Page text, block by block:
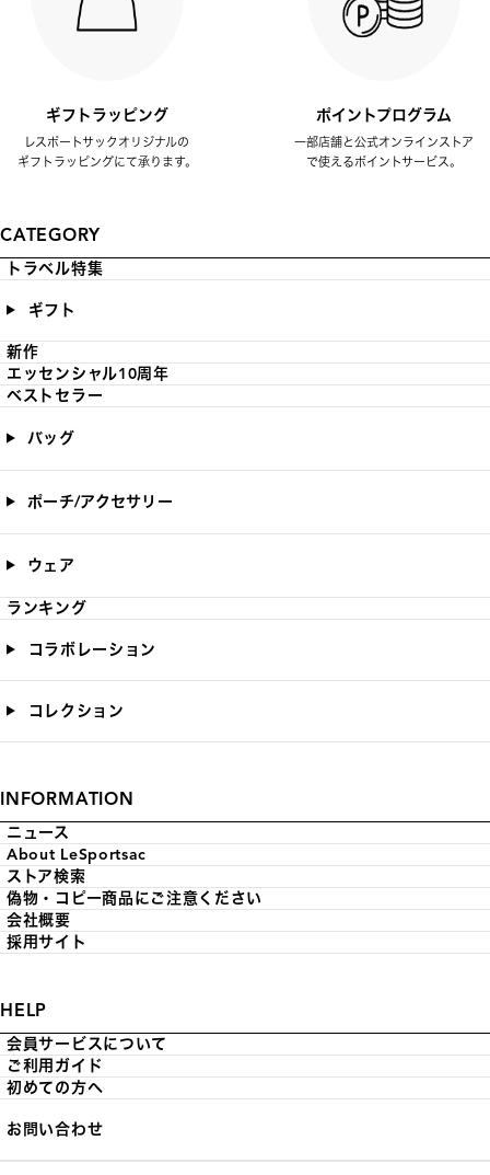
ギフトラッピング
レスポートサックオリジナルの
ギフトラッピングにて承ります。
ポイントプログラム
一部店舗と公式オンラインストア
で使えるポイントサービス。
CATEGORY
トラベル特集
ギフト
新作
エッセンシャル10周年
ベストセラー
バッグ
ポーチ/アクセサリー
ウェア
ランキング
コラボレーション
コレクション
INFORMATION
ニュース
About LeSportsac
ストア検索
偽物・コピー商品にご注意ください
会社概要
採用サイト
HELP
会員サービスについて
ご利用ガイド
初めての方へ
お問い合わせ